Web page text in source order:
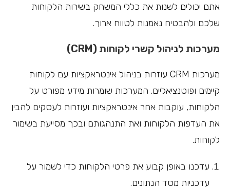
אתם יכולים לשנות את כללי המשחק בשירות הלקוחות
שלכם ולהבטיח נאמנות לטווח ארוך.
מערכות לניהול קשרי לקוחות (CRM)
מערכות CRM עוזרות בניהול אינטראקציות עם לקוחות
קיימים ופוטנציאליים. המערכות שומרות מידע מפורט על
הלקוחות, עוקבות אחר אינטראקציות ועוזרות לעסקים להבין
את העדפות הלקוחות ואת התנהגותם ובכך מסייעת בשימור
לקוחות.
עדכנו באופן קבוע את פרטי הלקוחות כדי לשמור על
עדכניות מסד הנתונים.